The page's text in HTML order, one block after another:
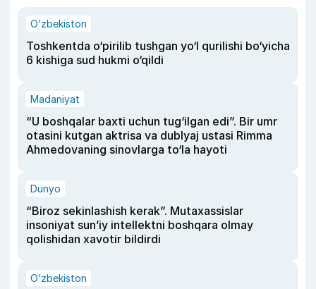
O‘zbekiston
Toshkentda o‘pirilib tushgan yo‘l qurilishi bo‘yicha
6 kishiga sud hukmi o‘qildi
Madaniyat
“U boshqalar baxti uchun tug‘ilgan edi”. Bir umr
otasini kutgan aktrisa va dublyaj ustasi Rimma
Ahmedovaning sinovlarga to‘la hayoti
Dunyo
“Biroz sekinlashish kerak”. Mutaxassislar
insoniyat sun’iy intellektni boshqara olmay
qolishidan xavotir bildirdi
O‘zbekiston